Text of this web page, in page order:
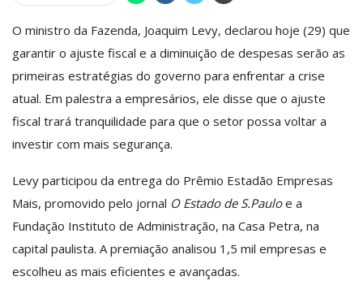
O ministro da Fazenda, Joaquim Levy, declarou hoje (29) que
garantir o ajuste fiscal e a diminuição de despesas serão as
primeiras estratégias do governo para enfrentar a crise
atual. Em palestra a empresários, ele disse que o ajuste
fiscal trará tranquilidade para que o setor possa voltar a
investir com mais segurança.
Levy participou da entrega do Prêmio Estadão Empresas
Mais, promovido pelo jornal O Estado de S.Pauloe a
Fundação Instituto de Administração, na Casa Petra, na
capital paulista. A premiação analisou 1,5 mil empresas e
escolheu as mais eficientes e avançadas.